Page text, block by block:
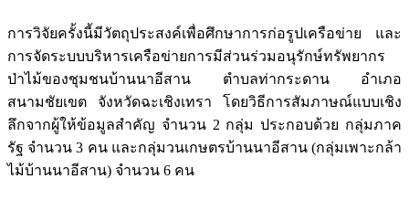
การวิจัยครั้งนี้มีวัตถุประสงค์เพื่อศึกษาการก่อรูปเครือข่าย และ
การจัดระบบบริหารเครือข่ายการมีส่วนร่วมอนุรักษ์ทรัพยากร
ป่าไม้ของชุมชนบ้านนาอีสาน ตำบลท่ากระดาน อำเภอ
สนามชัยเขต จังหวัดฉะเชิงเทรา โดยวิธีการสัมภาษณ์แบบเชิง
ลึกจากผู้ให้ข้อมูลสำคัญ จำนวน 2 กลุ่ม ประกอบด้วย กลุ่มภาค
รัฐ จำนวน 3 คน และกลุ่มวนเกษตรบ้านนาอีสาน (กลุ่มเพาะกล้า
ไม้บ้านนาอีสาน) จำนวน 6 คน